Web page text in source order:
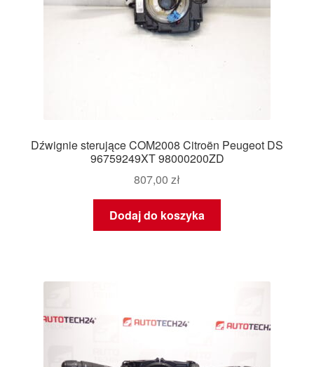
Dźwignie sterujące COM2008 Citroën Peugeot DS
96759249XT 98000200ZD
807,00 zł
Dodaj do koszyka